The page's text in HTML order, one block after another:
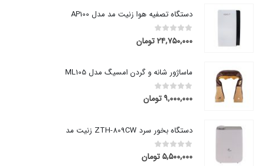
دستگاه تصفیه هوا زنیت مد مدل AP100
۲۴,۷۵۰,۰۰۰تومان
ماساژور شانه و گردن امسیگ مدل ML105
۹,۰۰۰,۰۰۰تومان
دستگاه بخور سرد ZTH-809CW زنیت مد
۵,۵۰۰,۰۰۰تومان